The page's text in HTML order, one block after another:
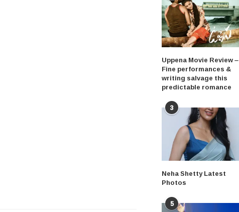
Uppena Movie Review –
Fine performances &
writing salvage this
predictable romance
3
Neha Shetty Latest
Photos
5